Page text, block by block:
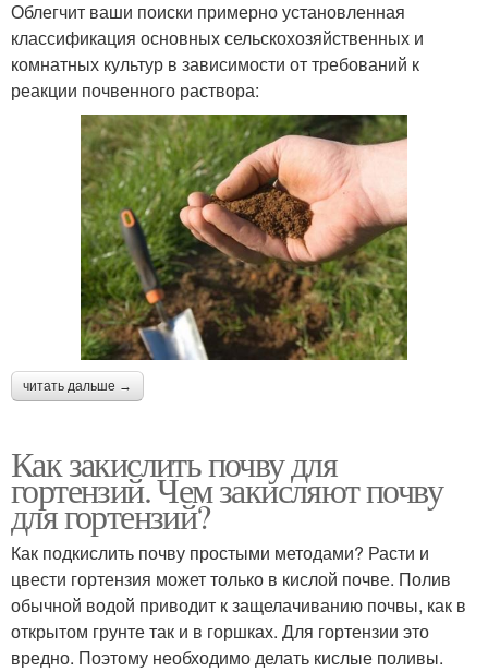
Облегчит ваши поиски примерно установленная
классификация основных сельскохозяйственных и
комнатных культур в зависимости от требований к
реакции почвенного раствора:
читать дальше →
Как закислить почву для
гортензий. Чем закисляют почву
для гортензий?
Как подкислить почву простыми методами? Расти и
цвести гортензия может только в кислой почве. Полив
обычной водой приводит к защелачиванию почвы, как в
открытом грунте так и в горшках. Для гортензии это
вредно. Поэтому необходимо делать кислые поливы.